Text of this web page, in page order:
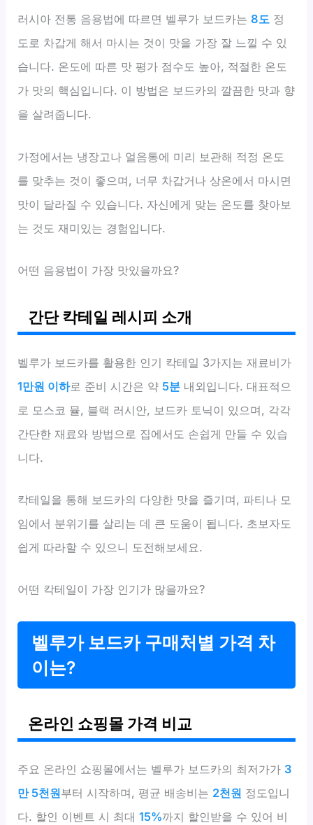
러시아 전통 음용법에 따르면 벨루가 보드카는8도 정
도로 차갑게 해서 마시는 것이 맛을 가장 잘 느낄 수 있
습니다. 온도에 따른 맛 평가 점수도 높아, 적절한 온도
가 맛의 핵심입니다. 이 방법은 보드카의 깔끔한 맛과 향
을 살려줍니다.
가정에서는 냉장고나 얼음통에 미리 보관해 적정 온도
를 맞추는 것이 좋으며, 너무 차갑거나 상온에서 마시면
맛이 달라질 수 있습니다. 자신에게 맞는 온도를 찾아보
는 것도 재미있는 경험입니다.
어떤 음용법이 가장 맛있을까요?
간단 칵테일 레시피 소개
벨루가 보드카를 활용한 인기 칵테일 3가지는 재료비가
1만원 이하로 준비 시간은 약 5분 내외입니다. 대표적으
로 모스코 뮬, 블랙 러시안, 보드카 토닉이 있으며, 각각
간단한 재료와 방법으로 집에서도 손쉽게 만들 수 있습
니다.
칵테일을 통해 보드카의 다양한 맛을 즐기며, 파티나 모
임에서 분위기를 살리는 데 큰 도움이 됩니다. 초보자도
쉽게 따라할 수 있으니 도전해보세요.
어떤 칵테일이 가장 인기가 많을까요?
벨루가 보드카 구매처별 가격 차
이는?
온라인 쇼핑몰 가격 비교
주요 온라인 쇼핑몰에서는 벨루가 보드카의 최저가가 3
만 5천원부터 시작하며, 평균 배송비는 2천원 정도입니
다. 할인 이벤트 시 최대15%까지 할인받을 수 있어 비